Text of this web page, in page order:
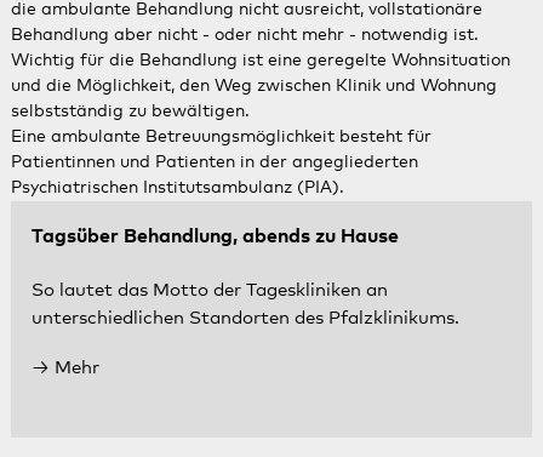
die ambulante Behandlung nicht ausreicht, vollstationäre
Behandlung aber nicht - oder nicht mehr - notwendig ist.
Wichtig für die Behandlung ist eine geregelte Wohnsituation
und die Möglichkeit, den Weg zwischen Klinik und Wohnung
selbstständig zu bewältigen.
Eine ambulante Betreuungsmöglichkeit besteht für
Patientinnen und Patienten in der angegliederten
Psychiatrischen Institutsambulanz (PIA).
Tagsüber Behandlung, abends zu Hause
So lautet das Motto der Tageskliniken an
unterschiedlichen Standorten des Pfalzklinikums.
Mehr